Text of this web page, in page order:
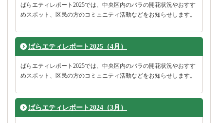
ばらエティレポート2025では、中央区内のバラの開花状況やおすす
めスポット、区民の方のコミュニティ活動などをお知らせします。
ばらエティレポート2025（4月）
ばらエティレポート2025では、中央区内のバラの開花状況やおすす
めスポット、区民の方のコミュニティ活動などをお知らせします。
ばらエティレポート2024（3月）